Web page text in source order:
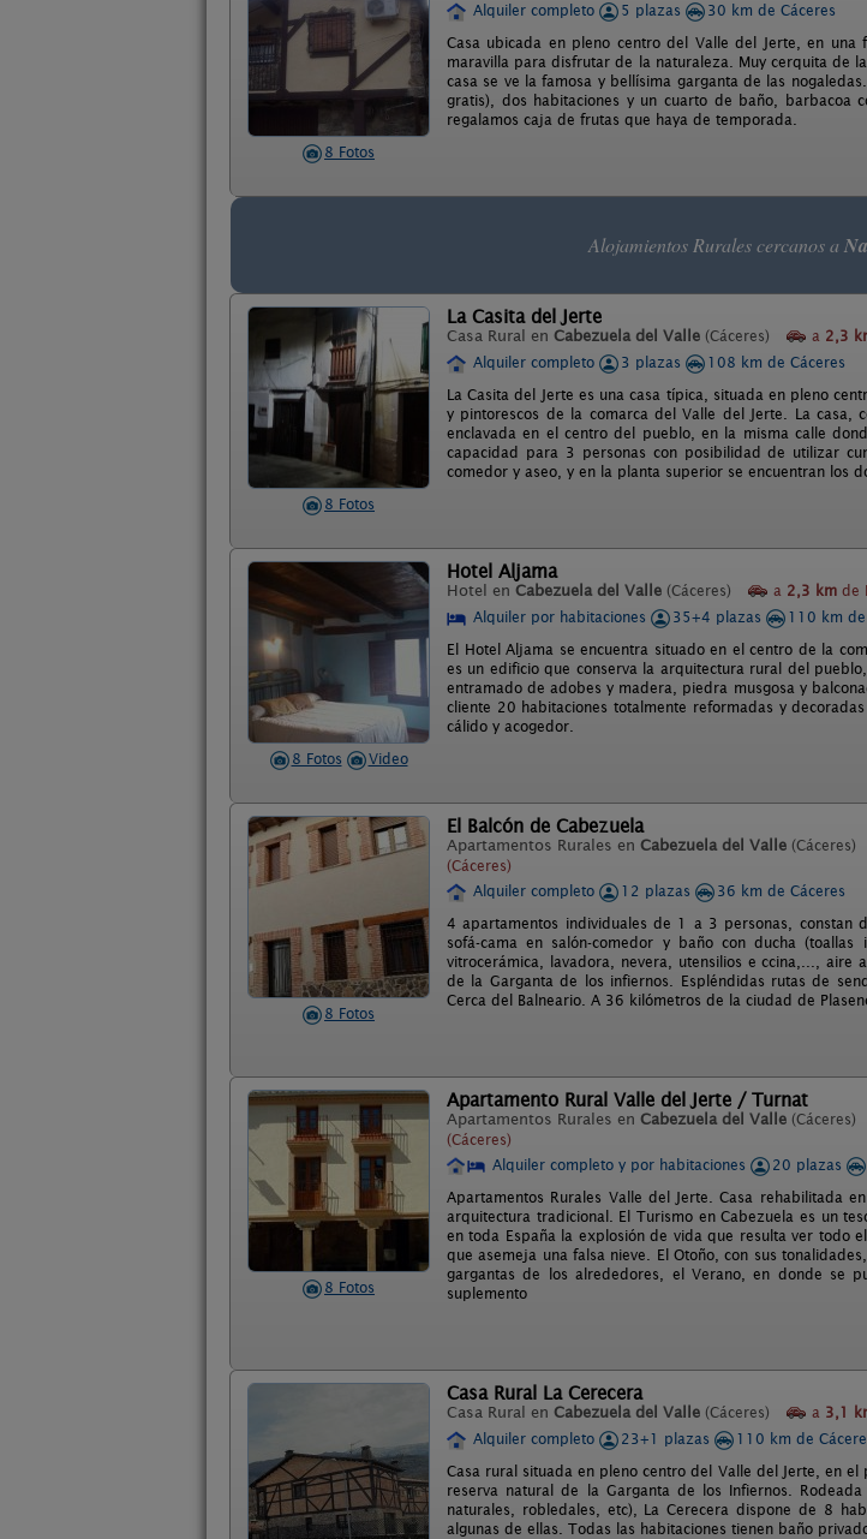
8 Fotos
Alquiler completo
5 plazas
30 km de Cáceres
Casa ubicada en pleno centro del Valle del Jerte, en
maravilla para disfrutar de la naturaleza. Muy cerquita de
casa se ve la famosa y bellísima garganta de las
gratis), dos habitaciones y un cuarto de baño, barbacoa
regalamos caja de frutas que haya de temporada.
Alojamientos Rurales cercanos a
8 Fotos
La Casita del Jerte
Casa Rural en Cabezuela del Valle (Cáceres) a 2,3
Alquiler completo
3 plazas
108 km de Cáceres
La Casita del Jerte es una casa típica, situada en pleno
y pintorescos de la comarca del Valle del Jerte. La casa,
enclavada en el centro del pueblo, en la misma calle
capacidad para 3 personas con posibilidad de utilizar
comedor y aseo, y en la planta superior se encuentran los
8 Fotos Video
Hotel Aljama
Hotel en Cabezuela del Valle (Cáceres) a 2,3 km de
Alquiler por habitaciones
35+4 plazas
110 km de
El Hotel Aljama se encuentra situado en el centro de la
es un edificio que conserva la arquitectura rural del
entramado de adobes y madera, piedra musgosa y
cliente 20 habitaciones totalmente reformadas y
cálido y acogedor.
8 Fotos
El Balcón de Cabezuela
Apartamentos Rurales en Cabezuela del Valle (Cáceres)
(Cáceres)
Alquiler completo 12 plazas
36 km de Cáceres
4 apartamentos individuales de 1 a 3 personas, constan
sofá-cama en salón-comedor y baño con ducha
vitrocerámica, lavadora, nevera, utensilios e ccina,..., aire
de la Garganta de los infiernos. Espléndidas rutas de
Cerca del Balneario. A 36 kilómetros de la ciudad de
8 Fotos
Apartamento Rural Valle del Jerte / Turnat
Apartamentos Rurales en Cabezuela del Valle (Cáceres)
(Cáceres)
Alquiler completo y por habitaciones 20 plazas
Apartamentos Rurales Valle del Jerte. Casa rehabilitada
arquitectura tradicional. El Turismo en Cabezuela es un
en toda España la explosión de vida que resulta ver todo
que asemeja una falsa nieve. El Otoño, con sus
gargantas de los alrededores, el Verano, en donde se
suplemento
Casa Rural La Cerecera
Casa Rural en Cabezuela del Valle (Cáceres) a 3,1
Alquiler completo
23+1 plazas
110 km de
Casa rural situada en pleno centro del Valle del Jerte, en
reserva natural de la Garganta de los Infiernos.
naturales, robledales, etc), La Cerecera dispone de 8
algunas de ellas. Todas las habitaciones tienen baño